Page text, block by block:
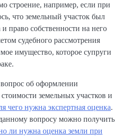
строение, например, если при
что земельный участок был
право собственности на него
судебного рассмотрения
имущество, которое супруги
об оформлении
стоимости земельных участков и
чего нужна экспертная оценка.
вопросу можно получить
ли нужна оценка земли при